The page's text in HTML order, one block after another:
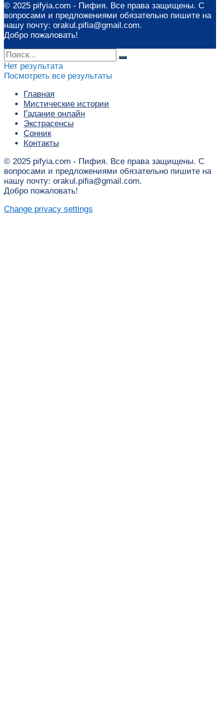
© 2025 pifyia.com - Пифия. Все права защищены. С
вопросами и предложениями обязательно пишите на
нашу почту: orakul.pifia@gmail.com.
Добро пожаловать!
Нет результата
Посмотреть все результаты
Главная
Мистические истории
Гадание онлайн
Экстрасенсы
Сонник
Контакты
© 2025 pifyia.com - Пифия. Все права защищены. С
вопросами и предложениями обязательно пишите на
нашу почту: orakul.pifia@gmail.com.
Добро пожаловать!
Change privacy settings